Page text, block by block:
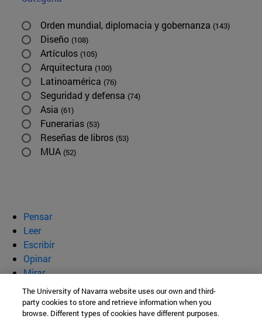
Orden mundial, diplomacia y gobernanza (143)
Diseño (108)
Artículos (105)
Arquitectura (100)
Latinoamérica (76)
Seguridad y defensa (74)
Asia (61)
Funerarias (53)
Reseñas de libros (53)
MUA (52)
Pensar
Leer
Escribir
Opinar
Mirar
Quiénes somos
BeBrave
The University of Navarra website uses our own and third-
party cookies to store and retrieve information when you
browse. Different types of cookies have different purposes.